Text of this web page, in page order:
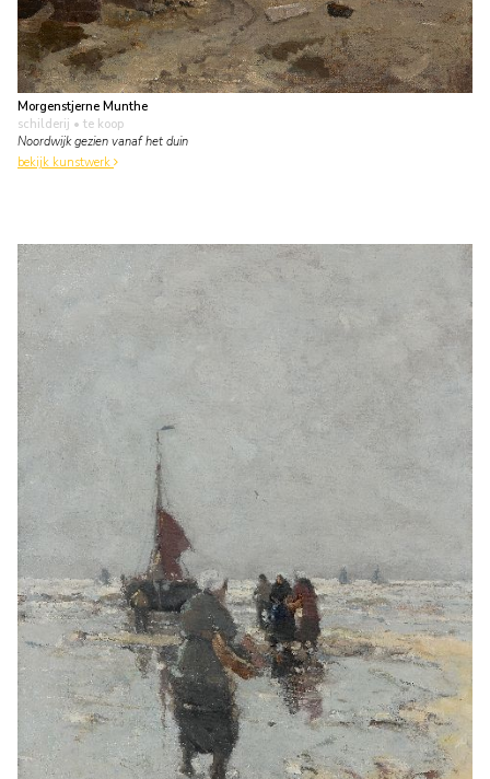
Morgenstjerne Munthe
schilderij • te koop
Noordwijk gezien vanaf het duin
bekijk kunstwerk